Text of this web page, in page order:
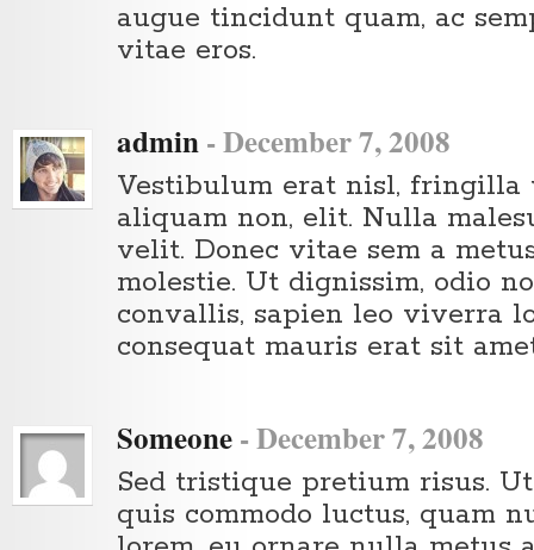
augue tincidunt quam, ac
vitae eros.
admin-December 7, 2008
Vestibulum erat nisl, fringilla
aliquam non, elit. Nulla
velit. Donec vitae sem a
molestie. Ut dignissim, odio
convallis, sapien leo viverra
consequat mauris erat sit
Someone-December 7, 2008
Sed tristique pretium risus.
quis commodo luctus, quam